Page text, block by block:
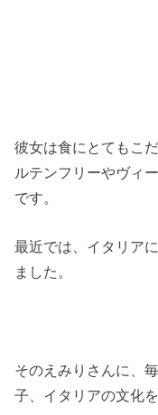
彼女は食にとてもこ
ルテンフリーやヴィ
です。
最近では、イタリア
ました。
そのえみりさんに、
子、イタリアの文化